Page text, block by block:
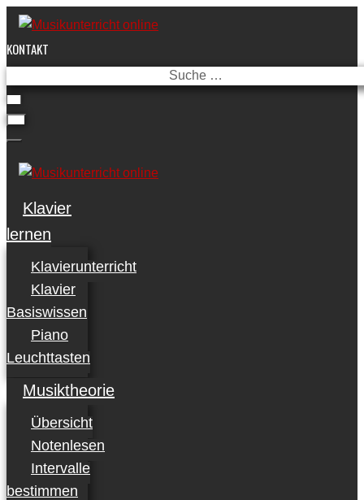
Skip
content
KONTAKT
…
Klavier
lernen
Klavierunterricht
Klavier
Basiswissen
Piano
Leuchttasten
Musiktheorie
Übersicht
Notenlesen
Intervalle
bestimmen